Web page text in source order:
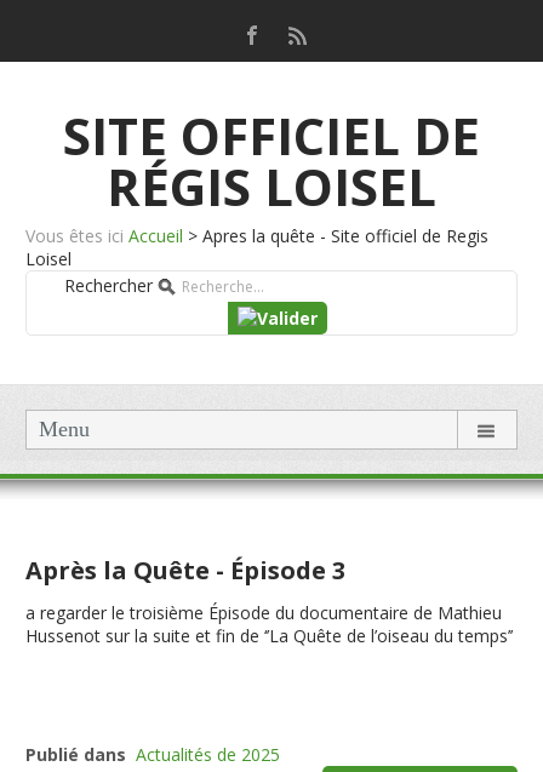
SITE OFFICIEL DE
RÉGIS LOISEL
Vous êtes ici Accueil > Apres la quête - Site officiel de Regis
Loisel
Rechercher
Menu
Après la Quête - Épisode 3
a regarder le troisième Épisode du documentaire de Mathieu
Hussenot sur la suite et fin de ‘’La Quête de l’oiseau du temps’’
Publié dans Actualités de 2025